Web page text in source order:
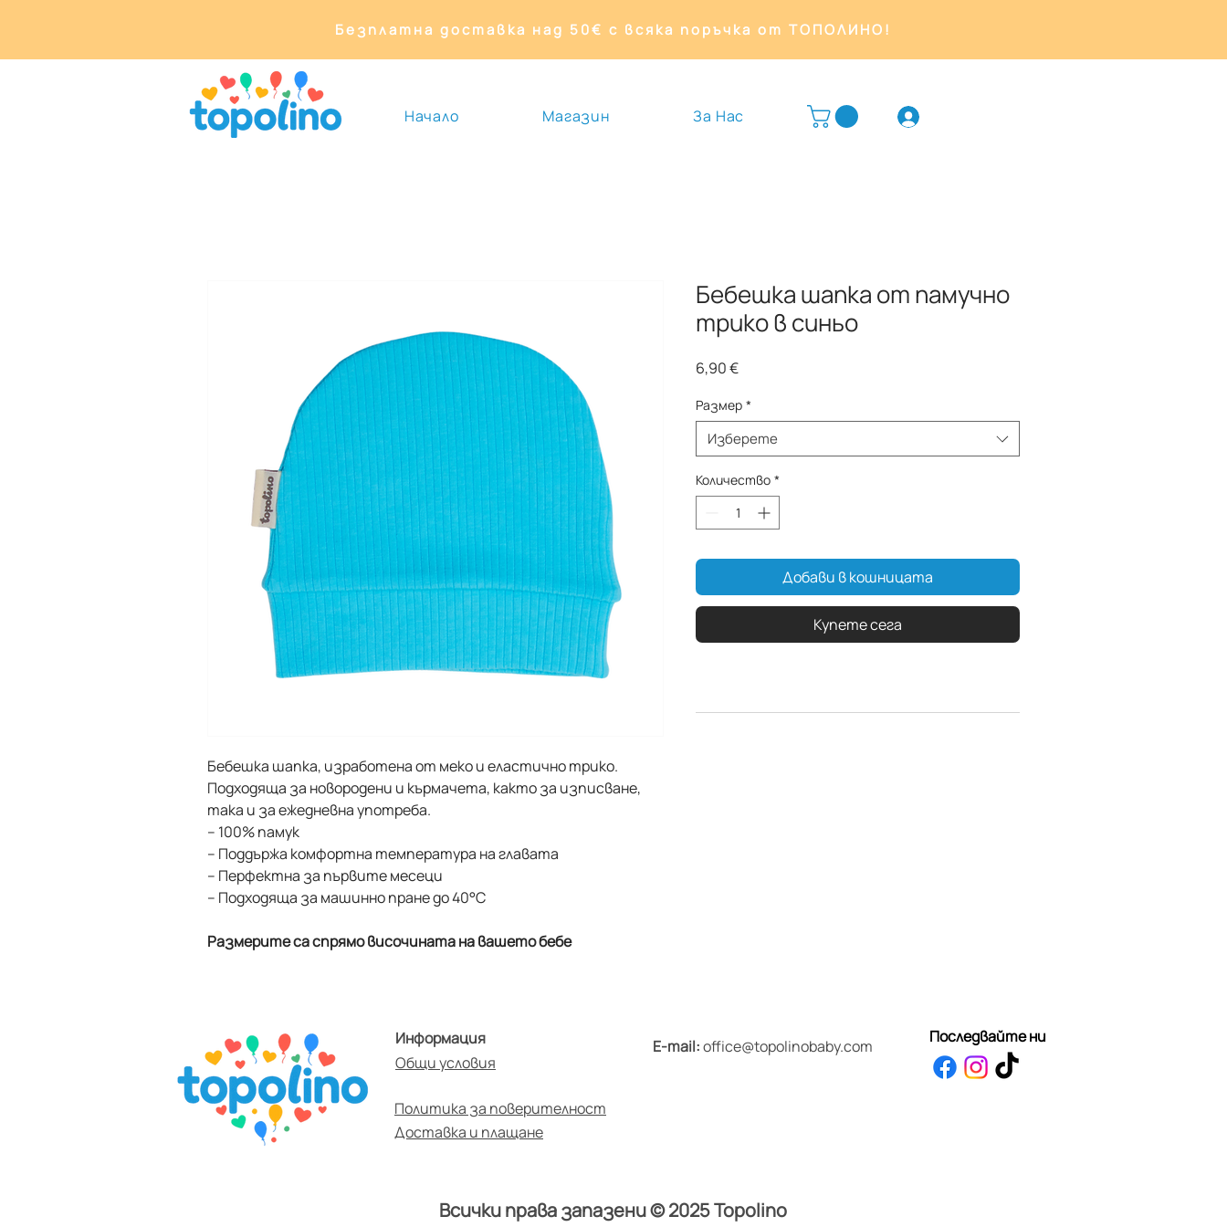
Безплатна доставка над 50€ с всяка поръчка от ТОПОЛИНО!
Начало Магазин За Нас
Бебешка шапка, изработена от меко и еластично трико.
Подходяща за новородени и кърмачета, както за изписване,
така и за ежедневна употреба.
– 100% памук
– Поддържа комфортна температура на главата
– Перфектна за първите месеци
– Подходяща за машинно пране до 40°C
Размерите са спрямо височината на вашето бебе
Бебешка шапка от памучно
трико в синьо
6,90 €Цена
Размер *
Изберете
Количество *
Добави в кошницата
Купете сега
Информация
Общи условия
Политика за поверителност
Доставка и плащане
E-mail:office@topolinobaby.com Последвайте ни
Всички права запазени © 2025 Topolino